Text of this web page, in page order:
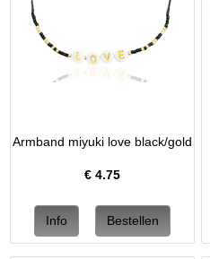
Armband miyuki love black/gold
€ 4.75